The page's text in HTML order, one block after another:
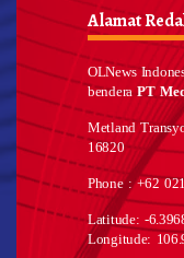
Alamat
OLNews
benderaPT
Metland
16820
Phone : +62
Latitude: -
Longitude: